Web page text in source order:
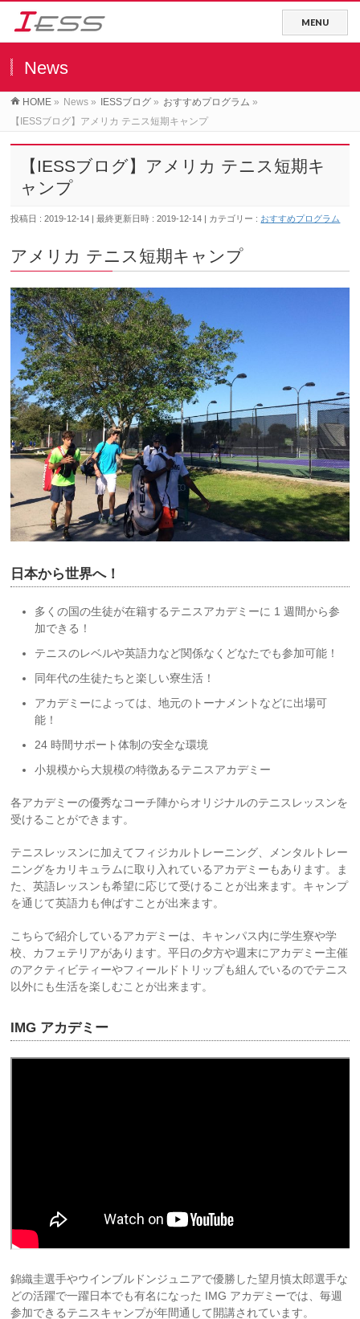
News
HOME » News » IESSブログ » おすすめプログラム »
【IESSブログ】アメリカ テニス短期キャンプ
【IESSブログ】アメリカ テニス短期キ
ャンプ
投稿日 : 2019-12-14 最終更新日時 : 2019-12-14 カテゴリー : おすすめプログラム
アメリカ テニス短期キャンプ
日本から世界へ！
多くの国の生徒が在籍するテニスアカデミーに 1 週間から参
加できる！
テニスのレベルや英語力など関係なくどなたでも参加可能！
同年代の生徒たちと楽しい寮生活！
アカデミーによっては、地元のトーナメントなどに出場可
能！
24 時間サポート体制の安全な環境
小規模から大規模の特徴あるテニスアカデミー
各アカデミーの優秀なコーチ陣からオリジナルのテニスレッスンを
受けることができます。
テニスレッスンに加えてフィジカルトレーニング、メンタルトレー
ニングをカリキュラムに取り入れているアカデミーもあります。ま
た、英語レッスンも希望に応じて受けることが出来ます。キャンプ
を通じて英語力も伸ばすことが出来ます。
こちらで紹介しているアカデミーは、キャンパス内に学生寮や学
校、カフェテリアがあります。平日の夕方や週末にアカデミー主催
のアクティビティーやフィールドトリップも組んでいるのでテニス
以外にも生活を楽しむことが出来ます。
IMG アカデミー
錦織圭選手やウインブルドンジュニアで優勝した望月慎太郎選手な
どの活躍で一躍日本でも有名になった IMG アカデミーでは、毎週
参加できるテニスキャンプが年間通して開講されています。